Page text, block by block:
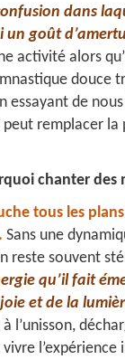
dans
un goût
activité alors
douce
essayant de
remplacer la
chanter des
tous les
Sans une
reste souvent
qu’il fait
et de la
l’unisson,
vivre